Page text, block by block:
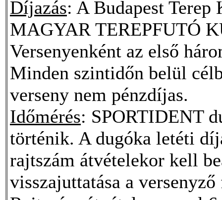
Díjazás: A Budapest
MAGYAR TEREPFUTÓ
Versenyenként az első
Minden szintidőn belül
verseny nem pénzdíjas.
Időmérés: SPORTIDENT
történik. A dugóka letéti
rajtszám átvételekor kell
visszajuttatása a versenyző